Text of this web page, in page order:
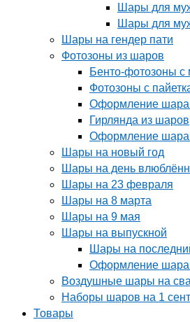
Шары для
Шары для
Шары на гендер пати
Фотозоны из шаров
Бенто-фотозоны с
Фотозоны с
Оформление
Гирлянда из шаров
Оформление
Шары на новый год
Шары на день
Шары на 23 февраля
Шары на 8 марта
Шары на 9 мая
Шары на выпускной
Шары на
Оформление
Воздушные шары на
Наборы шаров на 1
Товары